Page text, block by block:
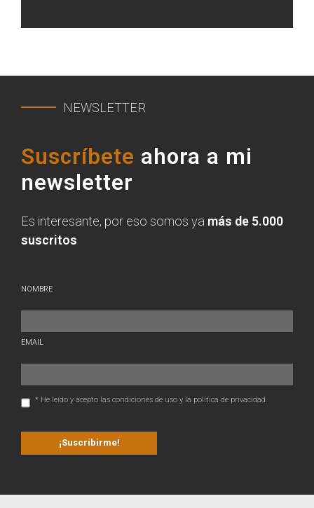
NEWSLETTER
Suscríbete ahora a mi
newsletter
Es interesante, por eso somos ya más de 5.000
suscritos
NOMBRE
EMAIL
* He leído y acepto las condiciones de uso y la política de privacidad.